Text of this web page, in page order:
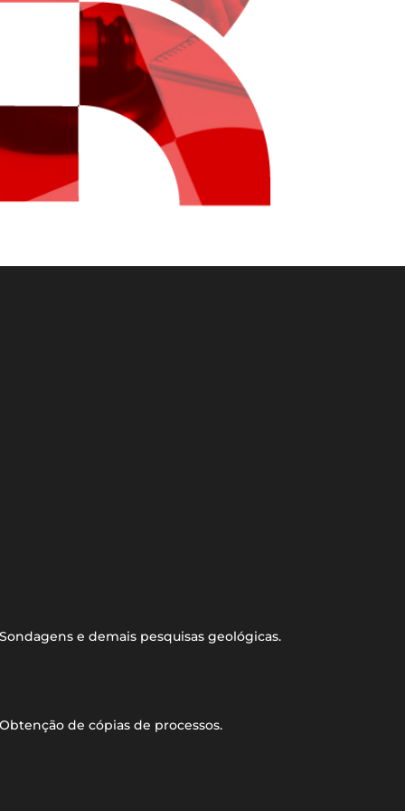
Sondagens e demais pesquisas geológicas.
Obtenção de cópias de processos.